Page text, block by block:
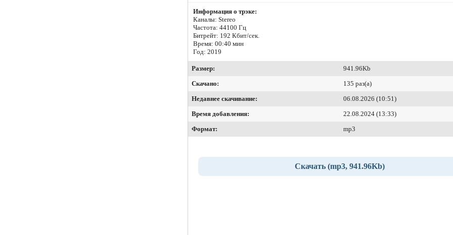
Информация о трэке:
Каналы: Stereo
Частота: 44100 Гц
Битрейт: 192 Кбит/сек.
Время: 00:40 мин
Год: 2019
Размер:
941.96Kb
Скачано:
135 раз(а)
Недавнее скачивание:
06.08.2026 (10:51)
Время добавления:
22.08.2024 (13:33)
Формат:
mp3
Скачать (mp3, 941.96Kb)